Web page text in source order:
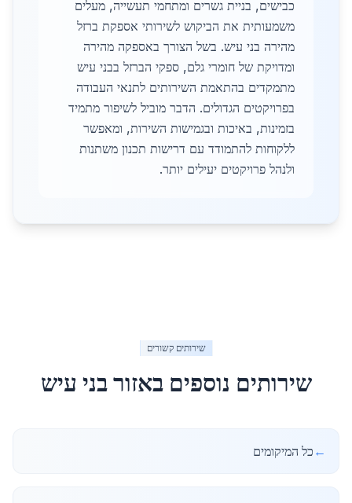
כבישים, בניית גשרים ומתחמי תעשייה, מעלים
משמעותית את הביקוש לשירותי אספקת ברזל
מהירה בני עיש. בשל הצורך באספקה מהירה
ומדויקת של חומרי גלם, ספקי הברזל בבני עיש
מתמקדים בהתאמת השירותים לתנאי העבודה
בפרויקטים הגדולים. הדבר מוביל לשיפור מתמיד
בזמינות, באיכות ובגמישות השירות, ומאפשר
ללקוחות להתמודד עם דרישות תכנון משתנות
ולנהל פרויקטים יעילים יותר.
שירותים קשורים
שירותים נוספים באזורבני עיש
← כל המיקומים